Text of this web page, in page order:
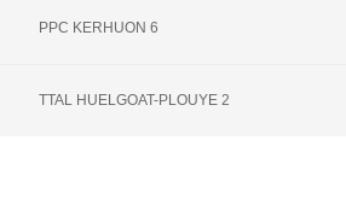
PPC KERHUON 6
TTAL HUELGOAT-PLOUYE 2